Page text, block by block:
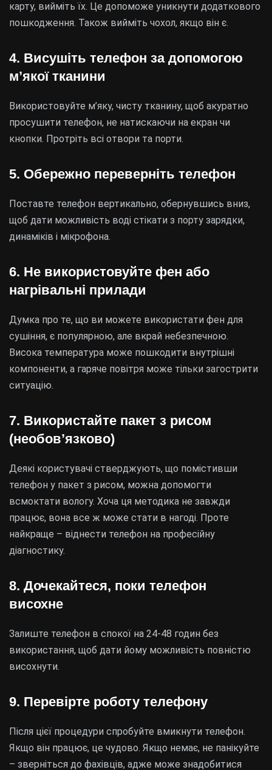
карту, вийміть їх. Це допоможе уникнути додаткового
пошкодження. Також вийміть чохол, якщо він є.
4. Висушіть телефон за допомогою
м’якої тканини
Використовуйте м’яку, чисту тканину, щоб акуратно
просушити телефон, не натискаючи на екран чи
кнопки. Протріть всі отвори та порти.
5. Обережно переверніть телефон
Поставте телефон вертикально, обернувшись вниз,
щоб дати можливість воді стікати з порту зарядки,
динаміків і мікрофона.
6. Не використовуйте фен або
нагрівальні прилади
Думка про те, що ви можете використати фен для
сушіння, є популярною, але вкрай небезпечною.
Висока температура може пошкодити внутрішні
компоненти, а гаряче повітря може тільки загострити
ситуацію.
7. Використайте пакет з рисом
(необов’язково)
Деякі користувачі стверджують, що помістивши
телефон у пакет з рисом, можна допомогти
всмоктати вологу. Хоча ця методика не завжди
працює, вона все ж може стати в нагоді. Проте
найкраще – віднести телефон на професійну
діагностику.
8. Дочекайтеся, поки телефон
висохне
Залиште телефон в спокої на 24-48 годин без
використання, щоб дати йому можливість повністю
висохнути.
9. Перевірте роботу телефону
Після цієї процедури спробуйте вмикнути телефон.
Якщо він працює, це чудово. Якщо немає, не панікуйте
– зверніться до фахівців, адже може знадобитися